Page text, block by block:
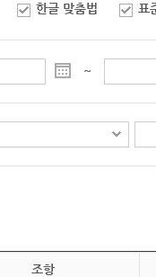
한글 맞춤법 표
~
조항